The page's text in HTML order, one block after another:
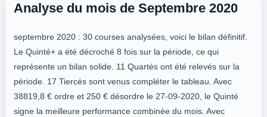
Analyse du mois de Septembre 2020
septembre 2020 : 30 courses analysées, voici le bilan définitif.
Le Quinté+ a été décroché 8 fois sur la période, ce qui
représente un bilan solide. 11 Quartés ont été relevés sur la
période. 17 Tiercés sont venus compléter le tableau. Avec
38819,8 € ordre et 250 € désordre le 27-09-2020, le Quinté
signe la meilleure performance combinée du mois. Avec